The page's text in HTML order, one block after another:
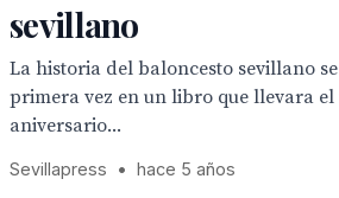
sevillano
La historia del baloncesto sevillano
primera vez en un libro que llevara el
aniversario...
Sevillapress • hace 5 años